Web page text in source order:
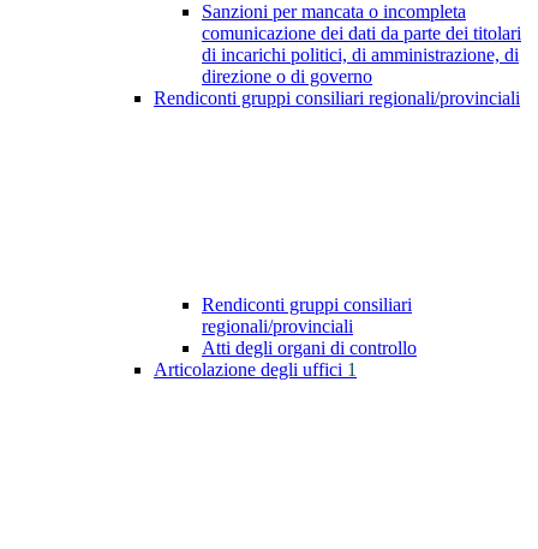
Sanzioni per mancata o incompleta
comunicazione dei dati da parte dei titolari
di incarichi politici, di amministrazione, di
direzione o di governo
Rendiconti gruppi consiliari regionali/provinciali
Rendiconti gruppi consiliari
regionali/provinciali
Atti degli organi di controllo
Articolazione degli uffici 1